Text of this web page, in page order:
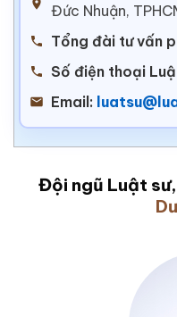
Đức Nhuận,
Tổng đài tư vấn
Số điện thoại
Email:
Đội ngũ Luật